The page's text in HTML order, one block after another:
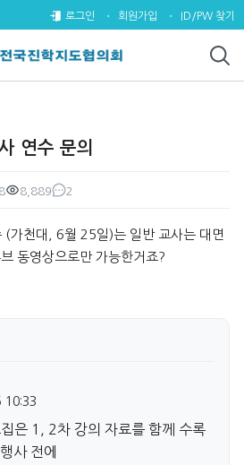
교사 연수 문의
로그인 회원가입 ID/PW 찾기
연수 문의
8,889
댓글
2
(가천대, 6월 25일)는 일반 교사는 대면
동영상으로만 가능한거죠?
10:33
은 1, 2차 강의 자료를 함께 수록
사 전에